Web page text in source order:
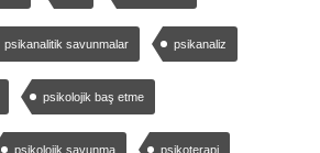
psikanalitik savunmalar psikanaliz
psikolojik baş etme
psikolojik savunma psikoterapi